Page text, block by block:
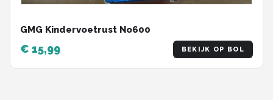
GMG Kindervoetrust No600
€ 15,99 BEKIJK OP BOL